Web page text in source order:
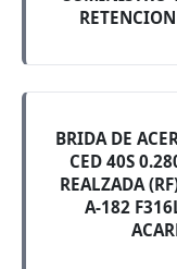
BRIDA DE
CED 40S
REALZADA
A-182